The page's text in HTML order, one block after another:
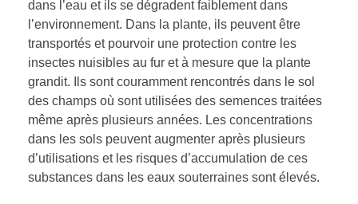
dans l’eau et ils se dégradent faiblement dans
l’environnement. Dans la plante, ils peuvent être
transportés et pourvoir une protection contre les
insectes nuisibles au fur et à mesure que la plante
grandit. Ils sont couramment rencontrés dans le sol
des champs où sont utilisées des semences traitées
même après plusieurs années. Les concentrations
dans les sols peuvent augmenter après plusieurs
d’utilisations et les risques d’accumulation de ces
substances dans les eaux souterraines sont élevés.